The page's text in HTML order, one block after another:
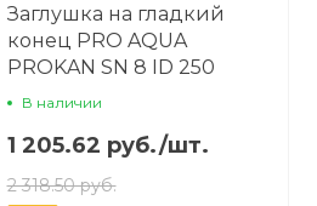
Заглушка на гладкий
конец PRO AQUA
PROKAN SN 8 ID 250
В наличии
1 205.62 руб./шт.
2 318.50 руб.